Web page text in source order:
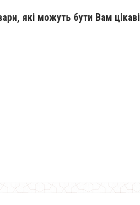
які можуть бути Вам цікаві